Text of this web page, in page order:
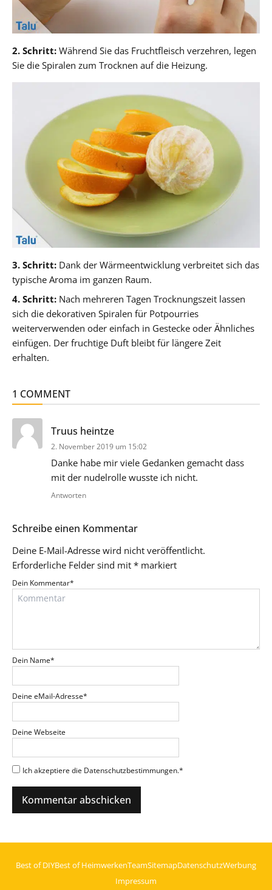
2. Schritt: Während Sie das Fruchtfleisch verzehren, legen
Sie die Spiralen zum Trocknen auf die Heizung.
3. Schritt: Dank der Wärmeentwicklung verbreitet sich das
typische Aroma im ganzen Raum.
4. Schritt: Nach mehreren Tagen Trocknungszeit lassen
sich die dekorativen Spiralen für Potpourries
weiterverwenden oder einfach in Gestecke oder Ähnliches
einfügen. Der fruchtige Duft bleibt für längere Zeit
erhalten.
1 COMMENT
Truus heintze
2. November 2019 um 15:02
Danke habe mir viele Gedanken gemacht dass
mit der nudelrolle wusste ich nicht.
Antworten
Schreibe einen Kommentar
Deine E-Mail-Adresse wird nicht veröffentlicht.
Erforderliche Felder sind mit * markiert
Dein Kommentar*
Dein Name*
Deine eMail-Adresse*
Deine Webseite
Ich akzeptiere die Datenschutzbestimmungen.*
Best of DIYBest of HeimwerkenTeamSitemapDatenschutzWerbung
Impressum